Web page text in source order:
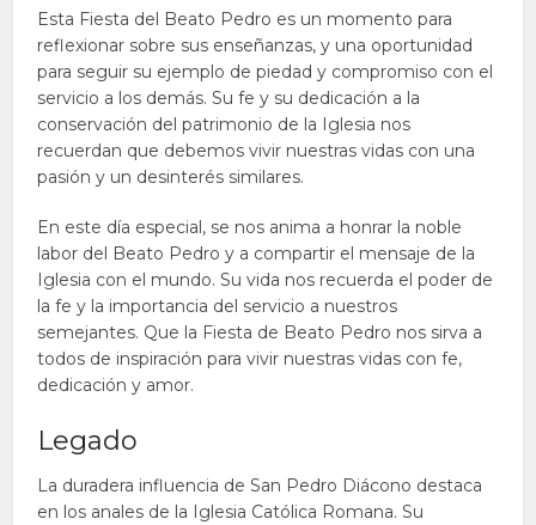
Esta Fiesta del Beato Pedro es un momento para
reflexionar sobre sus enseñanzas, y una oportunidad
para seguir su ejemplo de piedad y compromiso con el
servicio a los demás. Su fe y su dedicación a la
conservación del patrimonio de la Iglesia nos
recuerdan que debemos vivir nuestras vidas con una
pasión y un desinterés similares.
En este día especial, se nos anima a honrar la noble
labor del Beato Pedro y a compartir el mensaje de la
Iglesia con el mundo. Su vida nos recuerda el poder de
la fe y la importancia del servicio a nuestros
semejantes. Que la Fiesta de Beato Pedro nos sirva a
todos de inspiración para vivir nuestras vidas con fe,
dedicación y amor.
Legado
La duradera influencia de San Pedro Diácono destaca
en los anales de la Iglesia Católica Romana. Su